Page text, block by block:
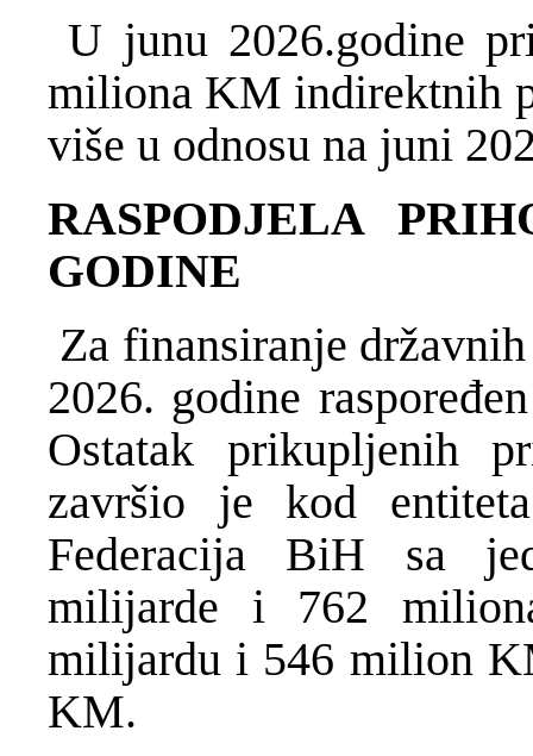
U junu 2026.godine
miliona KM indirektnih
više u odnosu na juni
RASPODJELA
GODINE
Za finansiranje
2026. godine
Ostatak prikupljenih
završio je kod
Federacija BiH sa
milijarde i 762
milijardu i 546 milion
KM.